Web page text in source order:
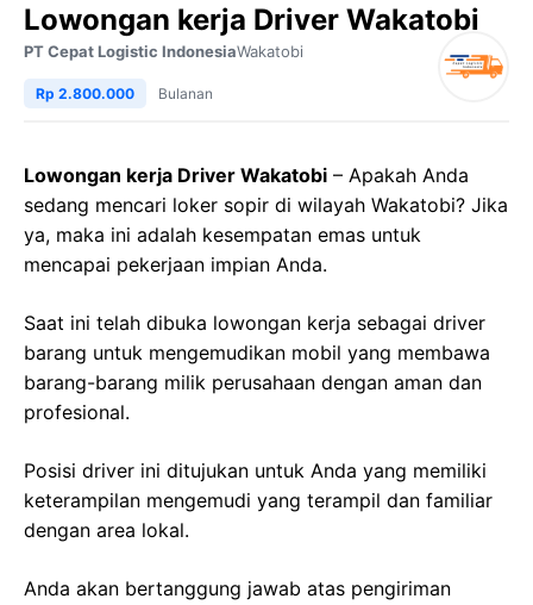
Lowongan kerja Driver Wakatobi
PT Cepat Logistic IndonesiaWakatobi
Rp 2.800.000 Bulanan
Lowongan kerja Driver Wakatobi – Apakah Anda
sedang mencari loker sopir di wilayah Wakatobi? Jika
ya, maka ini adalah kesempatan emas untuk
mencapai pekerjaan impian Anda.
Saat ini telah dibuka lowongan kerja sebagai driver
barang untuk mengemudikan mobil yang membawa
barang-barang milik perusahaan dengan aman dan
profesional.
Posisi driver ini ditujukan untuk Anda yang memiliki
keterampilan mengemudi yang terampil dan familiar
dengan area lokal.
Anda akan bertanggung jawab atas pengiriman